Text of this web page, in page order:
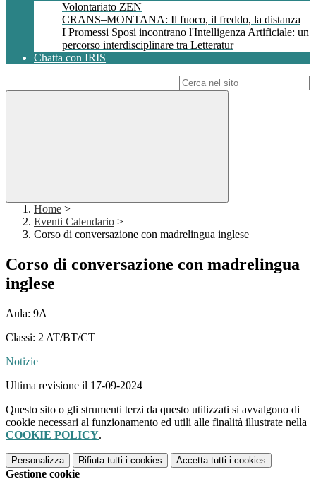
Volontariato ZEN
CRANS–MONTANA: Il fuoco, il freddo, la distanza
I Promessi Sposi incontrano l'Intelligenza Artificiale: un
percorso interdisciplinare tra Letteratur
Chatta con IRIS
Home >
Eventi Calendario >
Corso di conversazione con madrelingua inglese
Corso di conversazione con madrelingua
inglese
Aula: 9A
Classi: 2 AT/BT/CT
Notizie
Ultima revisione il 17-09-2024
Questo sito o gli strumenti terzi da questo utilizzati si avvalgono di
cookie necessari al funzionamento ed utili alle finalità illustrate nella
COOKIE POLICY.
Personalizza Rifiuta tutti i cookies Accetta tutti i cookies
Gestione cookie